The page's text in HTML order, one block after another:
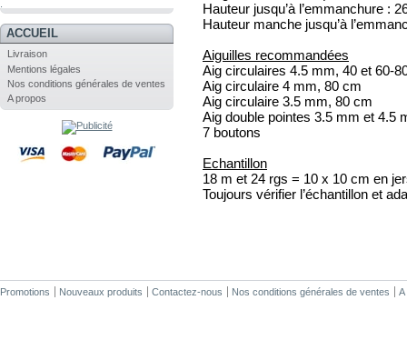
ACCUEIL
Livraison
Mentions légales
Nos conditions générales de ventes
A propos
Hauteur jusqu’à l’emmanchure :
Hauteur manche jusqu’à
Aiguilles recommandées
Aig circulaires 4.5 mm, 40 et 60-
Aig circulaire 4 mm, 80 cm
Aig circulaire 3.5 mm, 80 cm
Aig double pointes 3.5 mm et 4.5
7 boutons
Echantillon
18 m et 24 rgs = 10 x 10 cm en
Toujours vérifier l’échantillon et
Promotions Nouveaux produits Contactez-nous Nos conditions générales de ventes A